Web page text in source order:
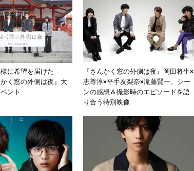
に希望を届けた
く窓の外側は夜』大
ント
『さんかく窓の外側は夜』岡田将生×
志尊淳×平手友梨奈×滝藤賢一、シー
ンの感想＆撮影時のエピソードを語
り合う特別映像